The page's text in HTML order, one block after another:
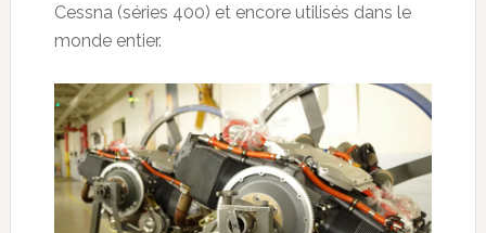
Cessna (séries 400) et encore utilisés dans le
monde entier.